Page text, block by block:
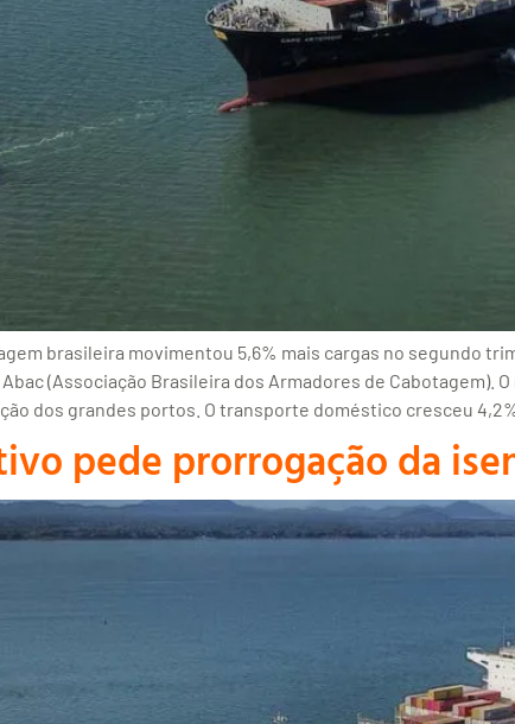
brasileira movimentou 5,6% mais cargas no segundo
(Associação Brasileira dos Armadores de Cabotagem).
dos grandes portos. O transporte doméstico cresceu
pede prorrogação da